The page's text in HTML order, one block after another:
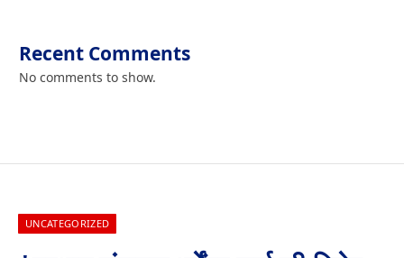
Recent Comments
No comments to show.
UNCATEGORIZED